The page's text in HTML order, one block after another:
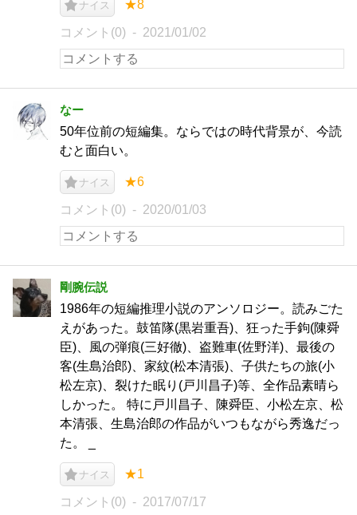
ナイス ★8
コメント(0) 2021/01/02
なー
50年位前の短編集。ならではの時代背景が、今読
むと面白い。
ナイス ★6
コメント(0) 2020/01/03
剛腕伝説
1986年の短編推理小説のアンソロジー。読みごた
えがあった。鼓笛隊(黒岩重吾)、狂った手鉤(陳舜
臣)、風の弾痕(三好徹)、盗難車(佐野洋)、最後の
客(生島治郎)、家紋(松本清張)、子供たちの旅(小
松左京)、裂けた眠り(戸川昌子)等、全作品素晴ら
しかった。 特に戸川昌子、陳舜臣、小松左京、松
本清張、生島治郎の作品がいつもながら秀逸だっ
た。 _
ナイス ★1
コメント(0) 2017/07/17